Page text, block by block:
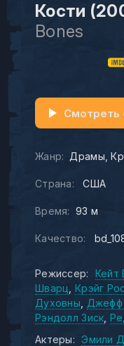
Кости
Bones
Жанр: Драмы
Страна: США
Время: 93 м
Качество:
Смотреть
Режиссер: Кейт
Шварц Крэйг
Духовны
Джефф
Рэндолл Зиск
Актеры:
Эмили